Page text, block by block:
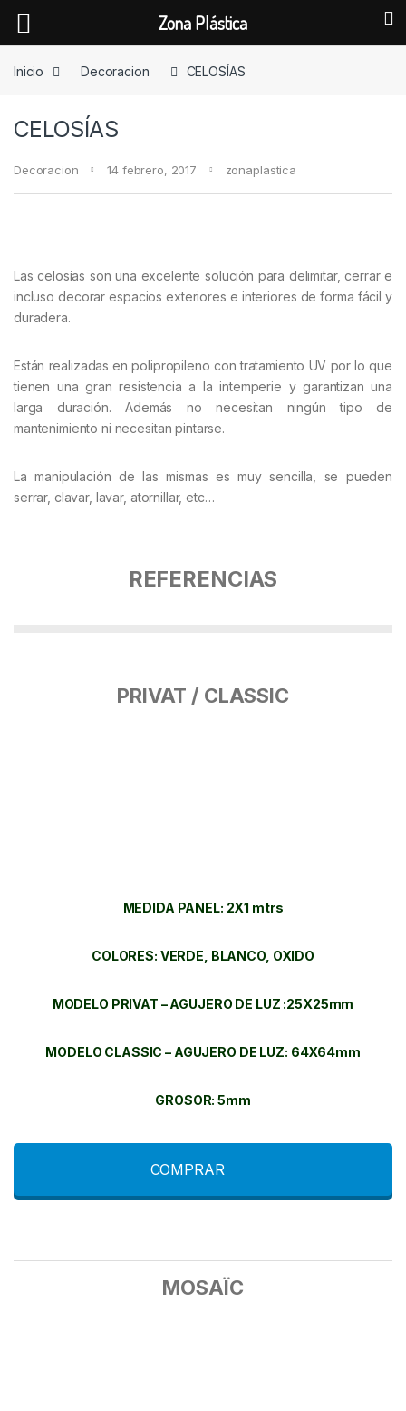
Inicio
Decoracion CELOSÍAS
CELOSÍAS
Decoracion 14 febrero, 2017 zonaplastica
Las celosías son una excelente solución para delimitar, cerrar e
incluso decorar espacios exteriores e interiores de forma fácil y
duradera.
Están realizadas en polipropileno con tratamiento UV por lo que
tienen una gran resistencia a la intemperie y garantizan una
larga duración. Además no necesitan ningún tipo de
mantenimiento ni necesitan pintarse.
La manipulación de las mismas es muy sencilla, se pueden
serrar, clavar, lavar, atornillar, etc…
REFERENCIAS
PRIVAT / CLASSIC
MEDIDA PANEL: 2X1 mtrs
COLORES: VERDE, BLANCO, OXIDO
MODELO PRIVAT – AGUJERO DE LUZ :25X25mm
MODELO CLASSIC – AGUJERO DE LUZ: 64X64mm
GROSOR: 5mm
COMPRAR
MOSAÏC
Zona Plástica